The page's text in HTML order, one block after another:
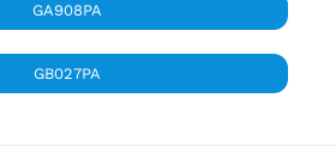
GA908PA
GB027PA